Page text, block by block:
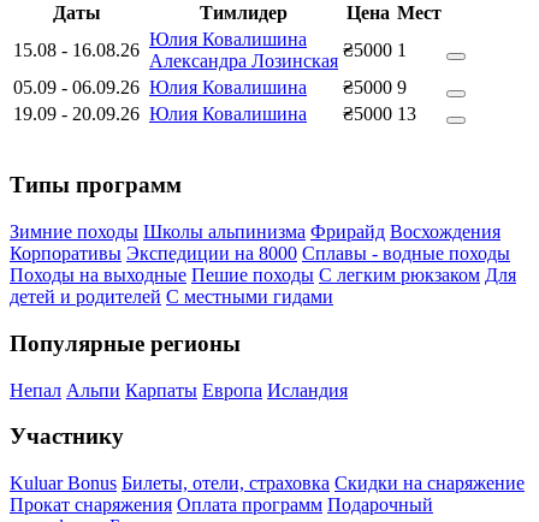
Даты Тимлидер Цена Мест
15.08 - 16.08.26
Юлия Ковалишина
Александра Лозинская
₴5000 1
05.09 - 06.09.26 Юлия Ковалишина ₴5000 9
19.09 - 20.09.26 Юлия Ковалишина ₴5000 13
Типы программ
Зимние походы Школы альпинизма Фрирайд Восхождения
Корпоративы Экспедиции на 8000 Сплавы - водные походы
Походы на выходные Пешие походы С легким рюкзаком Для
детей и родителей С местными гидами
Популярные регионы
Непал Альпи Карпаты Европа Исландия
Участнику
Kuluar Bonus Билеты, отели, страховка Скидки на снаряжение
Прокат снаряжения Оплата программ Подарочный